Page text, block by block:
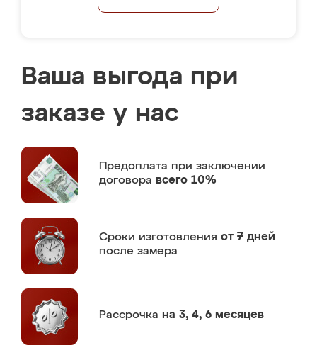
Ваша выгода при
заказе у нас
Предоплата при заключении
договора всего 10%
Сроки изготовления от 7 дней
после замера
Рассрочка на 3, 4, 6 месяцев